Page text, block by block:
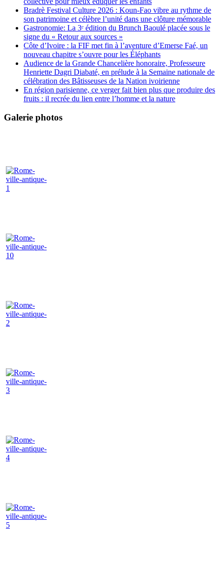
Bradrè Festival Culture 2026 : Koun-Fao vibre au rythme de
son patrimoine et célèbre l’unité dans une clôture mémorable
Gastronomie: La 3ᵉ édition du Brunch Baoulé placée sous le
signe du « Retour aux sources »
Côte d’Ivoire : la FIF met fin à l’aventure d’Emerse Faé, un
nouveau chapitre s’ouvre pour les Éléphants
Audience de la Grande Chancelière honoraire, Professeure
Henriette Dagri Diabaté, en prélude à la Semaine nationale de
célébration des Bâtisseuses de la Nation ivoirienne
En région parisienne, ce verger fait bien plus que produire des
fruits : il recrée du lien entre l’homme et la nature
Galerie photos